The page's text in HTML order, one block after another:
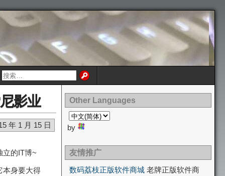
影业
年 1 月 15 日
的IT博~
本身要大得
Other Languages
by
友情推广
数码荔枝正版软件商城 老牌正版软件商